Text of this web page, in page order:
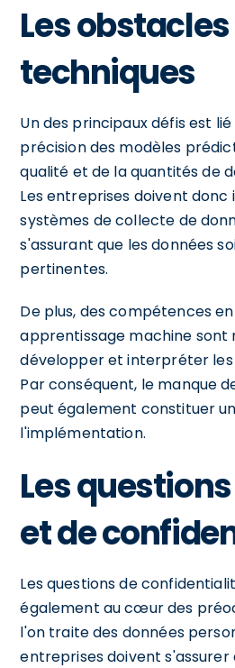
Les obstacles
techniques
Un des principaux défis est lié
précision des modèles
qualité et de la quantités de
Les entreprises doivent donc
systèmes de collecte de
s'assurant que les données
pertinentes.
De plus, des compétences
apprentissage machine sont
développer et interpréter
Par conséquent, le manque
peut également constituer
l'implémentation.
Les
et de
Les questions de
également au cœur des
l'on traite des données
entreprises doivent